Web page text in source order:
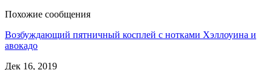
Похожие сообщения
Возбуждающий пятничный косплей с нотками Хэллоуина и
авокадо
Дек 16, 2019